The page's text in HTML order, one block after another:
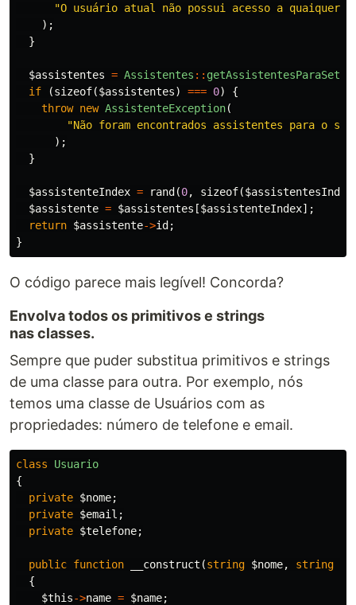
"O usuário atual não possui acesso a quaiquer
);
}
$assistentes = Assistentes :: getAssistentesParaSetor
if
(sizeof($assistentes) === 0)
{
throw new AssistenteException(
"Não foram encontrados assistentes para o
);
}
$assistenteIndex = rand (0, sizeof($assistentesIndex
$assistente = $assistentes [$assistenteIndex];
return $assistente->id ;
}
O código parece mais legível! Concorda?
Envolva todos os primitivos e strings
nas classes.
Sempre que puder substitua primitivos e strings
de uma classe para outra. Por exemplo, nós
temos uma classe de Usuários com as
propriedades: número de telefone e email.
class
Usuario
{
private $nome;
private $email ;
private $telefone;
public function __construct (string $nome, string
{
$this->name = $name;